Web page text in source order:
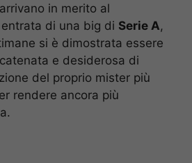
in merito al
di una big di Serie A,
si è dimostrata essere
e desiderosa di
del proprio mister più
rendere ancora più